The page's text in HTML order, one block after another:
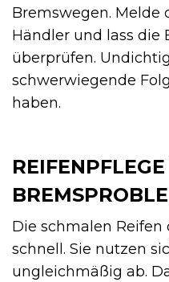
Bremswegen. Melde
Händler und lass die
überprüfen.
schwerwiegende
haben.
Die schmalen Reifen
schnell. Sie nutzen
ungleichmäßig ab.